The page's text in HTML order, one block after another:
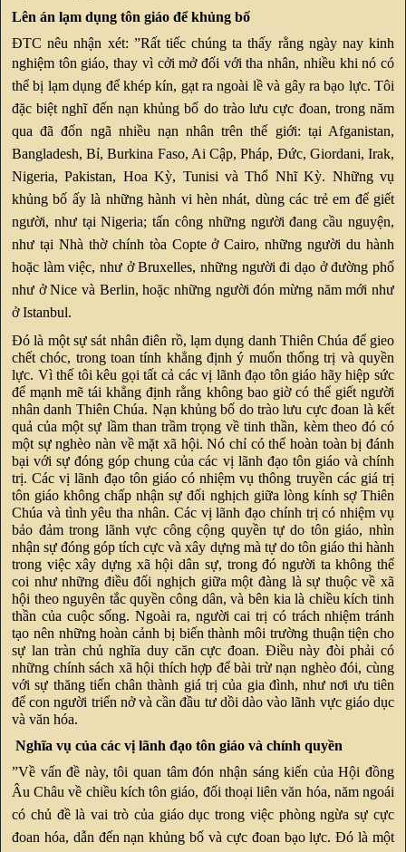
Lên án lạm dụng tôn giáo để khủng bố
ĐTC nêu nhận xét: ”Rất tiếc chúng ta thấy rằng ngày nay kinh
nghiệm tôn giáo, thay vì cởi mở đối với tha nhân, nhiều khi nó có
thể bị lạm dụng để khép kín, gạt ra ngoài lề và gây ra bạo lực. Tôi
đặc biệt nghĩ đến nạn khủng bố do trào lưu cực đoan, trong năm
qua đã đốn ngã nhiều nạn nhân trên thế giới: tại Afganistan,
Bangladesh, Bỉ, Burkina Faso, Ai Cập, Pháp, Đức, Giordani, Irak,
Nigeria, Pakistan, Hoa Kỳ, Tunisi và Thổ Nhĩ Kỳ. Những vụ
khủng bố ấy là những hành vi hèn nhát, dùng các trẻ em để giết
người, như tại Nigeria; tấn công những người đang cầu nguyện,
như tại Nhà thờ chính tòa Copte ở Cairo, những người du hành
hoặc làm việc, như ở Bruxelles, những người đi dạo ở đường phố
như ở Nice và Berlin, hoặc những người đón mừng năm mới như
ở Istanbul.
Đó là một sự sát nhân điên rồ, lạm dụng danh Thiên Chúa để gieo
chết chóc, trong toan tính khẳng định ý muốn thống trị và quyền
lực. Vì thế tôi kêu gọi tất cả các vị lãnh đạo tôn giáo hãy hiệp sức
để mạnh mẽ tái khẳng định rằng không bao giờ có thể giết người
nhân danh Thiên Chúa. Nạn khủng bố do trào lưu cực đoan là kết
quả của một sự lầm than trầm trọng về tinh thần, kèm theo đó có
một sự nghèo nàn về mặt xã hội. Nó chỉ có thể hoàn toàn bị đánh
bại với sự đóng góp chung của các vị lãnh đạo tôn giáo và chính
trị. Các vị lãnh đạo tôn giáo có nhiệm vụ thông truyền các giá trị
tôn giáo không chấp nhận sự đối nghịch giữa lòng kính sợ Thiên
Chúa và tình yêu tha nhân. Các vị lãnh đạo chính trị có nhiệm vụ
bảo đảm trong lãnh vực công cộng quyền tự do tôn giáo, nhìn
nhận sự đóng góp tích cực và xây dựng mà tự do tôn giáo thi hành
trong việc xây dựng xã hội dân sự, trong đó người ta không thể
coi như những điều đối nghịch giữa một đàng là sự thuộc về xã
hội theo nguyên tắc quyền công dân, và bên kia là chiều kích tinh
thần của cuộc sống. Ngoài ra, người cai trị có trách nhiệm tránh
tạo nên những hoàn cảnh bị biến thành môi trường thuận tiện cho
sự lan tràn chủ nghĩa duy căn cực đoan. Điều này đòi phải có
những chính sách xã hội thích hợp để bài trừ nạn nghèo đói, cùng
với sự thăng tiến chân thành giá trị của gia đình, như nơi ưu tiên
để con người triển nở và cần đầu tư dồi dào vào lãnh vực giáo dục
và văn hóa.
Nghĩa vụ của các vị lãnh đạo tôn giáo và chính quyền
”Về vấn đề này, tôi quan tâm đón nhận sáng kiến của Hội đồng
Âu Châu về chiều kích tôn giáo, đối thoại liên văn hóa, năm ngoái
có chủ đề là vai trò của giáo dục trong việc phòng ngừa sự cực
đoan hóa, dẫn đến nạn khủng bố và cực đoan bạo lực. Đó là một